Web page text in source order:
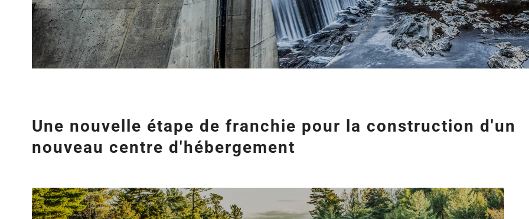
Une nouvelle étape de franchie pour la construction d'un
nouveau centre d'hébergement
Agrandir
l&apos;image